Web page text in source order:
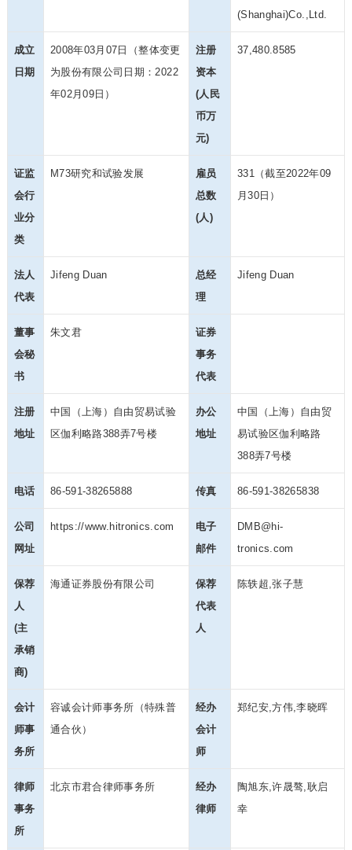
(Shanghai)Co.,Ltd.
成立
日期
2008年03月07日（整体变更
为股份有限公司日期：2022
年02月09日）
注册
资本
(人民
币万
元)
37,480.8585
证监
会行
业分
类
M73研究和试验发展
雇员
总数
(人)
331（截至2022年09
月30日）
法人
代表
Jifeng Duan
总经
理
Jifeng Duan
董事
会秘
书
朱文君
证券
事务
代表
注册
地址
中国（上海）自由贸易试验
区伽利略路388弄7号楼
办公
地址
中国（上海）自由贸
易试验区伽利略路
388弄7号楼
电话 86-591-38265888 传真 86-591-38265838
公司
网址
https://www.hitronics.com
电子
邮件
DMB@hi-
tronics.com
保荐
人
(主
承销
商)
海通证券股份有限公司
保荐
代表
人
陈轶超,张子慧
会计
师事
务所
容诚会计师事务所（特殊普
通合伙）
经办
会计
师
郑纪安,方伟,李晓晖
律师
事务
所
北京市君合律师事务所
经办
律师
陶旭东,许晟骜,耿启
幸